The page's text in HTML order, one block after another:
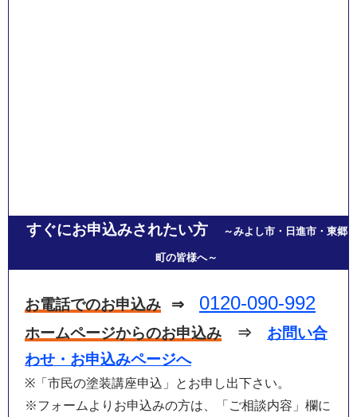
すぐにお申込みされたい方 ～みよし市・日進市・東郷
町の皆様へ～
お電話でのお申込み ⇒ 0120-090-992
ホームページからのお申込み ⇒ お問い合
わせ・お申込みページへ
※「市民の塗装講座申込」とお申し出下さい。
※フォームよりお申込みの方は、「ご相談内容」欄に